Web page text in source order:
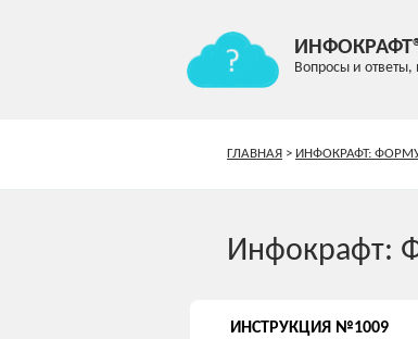
Вопросы и
ГЛАВНАЯ > ИНФОКРАФТ:
Инфокрафт:
ИНСТРУКЦИЯ №1009